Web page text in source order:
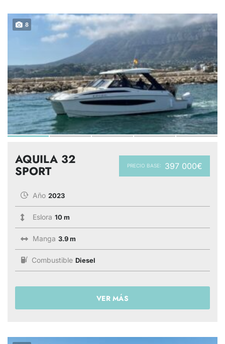
8
PRECIO BASE: 397 000€
AQUILA 32
SPORT
Año 2023
Eslora 10 m
Manga 3.9 m
Combustible Diesel
VER MÁS